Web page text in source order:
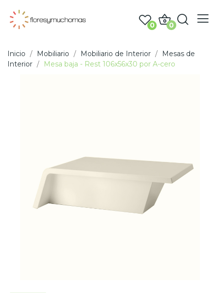
0 0
Inicio Mobiliario Mobiliario de Interior
Mesas de
Interior
Mesa baja - Rest 106x56x30 por A-cero